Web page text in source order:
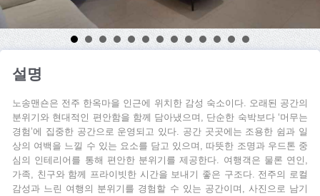
설명
노송맨숀은 전주 한옥마을 인근에 위치한 감성 숙소이다. 오래된 공간의
분위기와 현대적인 편안함을 함께 담아냈으며, 단순한 숙박보다 ‘머무는
경험’에 집중한 공간으로 운영되고 있다. 공간 곳곳에는 조용한 쉼과 일
상의 여백을 느낄 수 있는 요소를 담고 있으며, 따뜻한 조명과 우드톤 중
심의 인테리어를 통해 편안한 분위기를 제공한다. 여행객은 물론 연인,
가족, 친구와 함께 프라이빗한 시간을 보내기 좋은 구조다. 전주의 로컬
감성과 느린 여행의 분위기를 경험할 수 있는 공간이며, 사진으로 남기